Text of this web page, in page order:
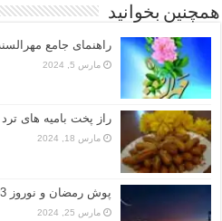
همچنین بخوانید
راهنمای جامع
مارس 5, 2024
راز پخت بامیه‌ های
مارس 18, 2024
پوش رمضان و نوروز 1403
مارس 25, 2024